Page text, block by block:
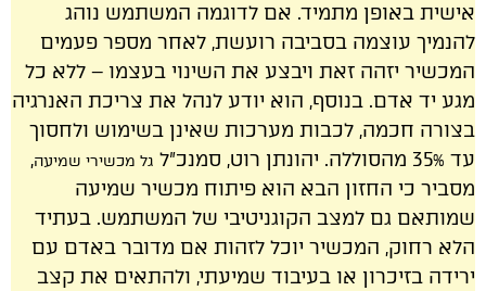
אישית באופן מתמיד. אם לדוגמה המשתמש נוהג
להנמיך עוצמה בסביבה רועשת, לאחר מספר פעמים
המכשיר יזהה זאת ויבצע את השינוי בעצמו – ללא כל
מגע יד אדם. בנוסף, הוא יודע לנהל את צריכת האנרגיה
בצורה חכמה, לכבות מערכות שאינן בשימוש ולחסוך
עד 35% מהסוללה. יהונתן רוט, סמנכ״ל
גל מכשירי שמיעה,
מסביר כי החזון הבא הוא פיתוח מכשיר שמיעה
שמותאם גם למצב הקוגניטיבי של המשתמש. בעתיד
הלא רחוק, המכשיר יוכל לזהות אם מדובר באדם עם
ירידה בזיכרון או בעיבוד שמיעתי, ולהתאים את קצב